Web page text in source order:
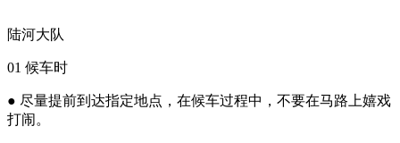
陆河大队
01 候车时
● 尽量提前到达指定地点，在候车过程中，不要在马路上嬉戏
打闹。